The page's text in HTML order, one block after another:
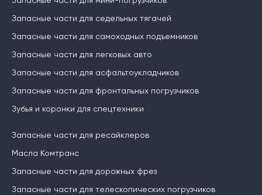
Запасные части для седельных тягачей
Запасные части для самоходных подъемников
Запасные части для легковых авто
Запасные части для асфальтоукладчиков
Запасные части для фронтальных погрузчиков
Зубья и коронки для спецтехники
Запасные части для ресайклеров
Масла Комтранс
Запасные части для дорожных фрез
Запасные части для телескопических погрузчиков